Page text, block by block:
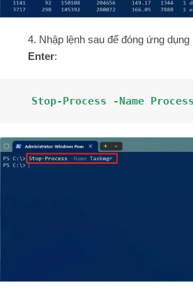
4. Nhập lệnh sau để đóng ứng
Enter:
Stop-Process -Name